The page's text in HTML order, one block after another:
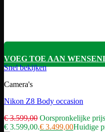
VOEG TOE AAN
Snel bekijken
Camera's
Nikon Z8 Body occasion
€3.599,00 Oorspronkelijke
€ 3.599,00.€ 3.499,00Huidige